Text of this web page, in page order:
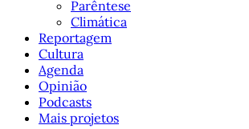
Parêntese
Climática
Reportagem
Cultura
Agenda
Opinião
Podcasts
Mais projetos